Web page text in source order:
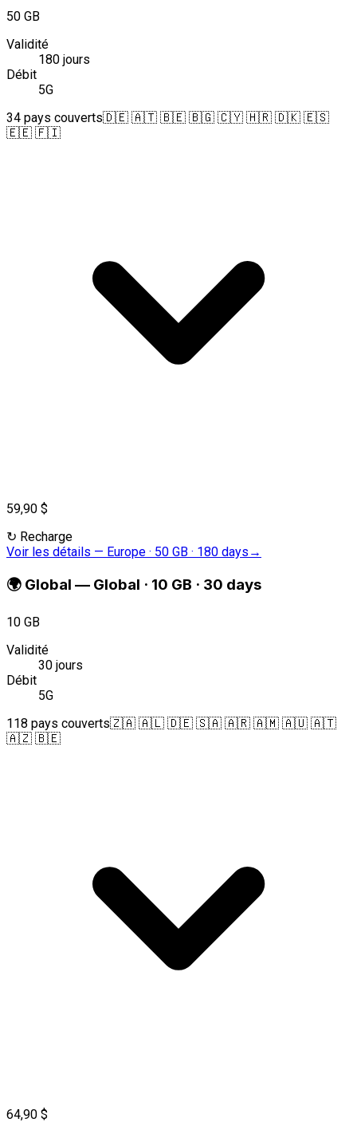
50 GB
Validité
180 jours
Débit
5G
34 pays couverts🇩🇪 🇦🇹 🇧🇪 🇧🇬 🇨🇾 🇭🇷 🇩🇰 🇪🇸
🇪🇪 🇫🇮
59,90 $
↻ Recharge
Voir les détails — Europe · 50 GB · 180 days →
🌍 Global — Global · 10 GB · 30 days
10 GB
Validité
30 jours
Débit
5G
118 pays couverts🇿🇦 🇦🇱 🇩🇪 🇸🇦 🇦🇷 🇦🇲 🇦🇺 🇦🇹
🇦🇿 🇧🇪
64,90 $